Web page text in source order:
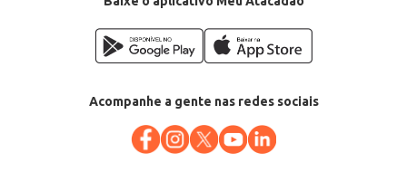
Acompanhe a gente nas redes sociais